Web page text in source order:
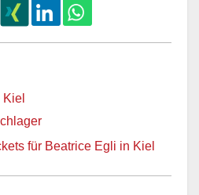
Kiel
für Beatrice Egli in Kiel